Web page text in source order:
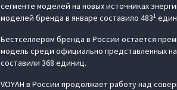
сегменте моделей на новых источниках
моделей бренда в январе составило 4831
Бестселлером бренда в России остается
модель среди официально представленных
составили 368 единиц.
VOYAH в России продолжает работу над